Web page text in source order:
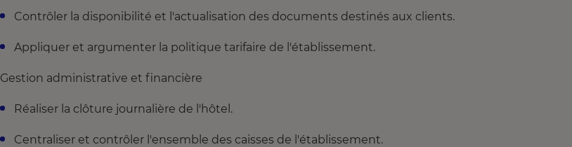
Contrôler la disponibilité et l'actualisation des documents destinés aux clients.
Appliquer et argumenter la politique tarifaire de l'établissement.
Gestion administrative et financière
Réaliser la clôture journalière de l'hôtel.
Centraliser et contrôler l'ensemble des caisses de l'établissement.